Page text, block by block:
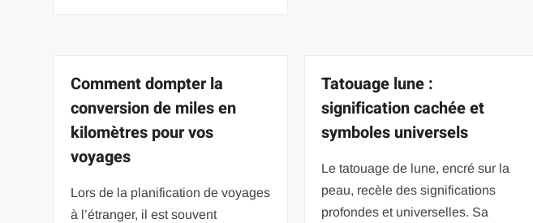
Comment dompter la
conversion de miles en
kilomètres pour vos
voyages
Lors de la planification de voyages
à l’étranger, il est souvent
Tatouage lune :
signification cachée et
symboles universels
Le tatouage de lune, encré sur la
peau, recèle des significations
profondes et universelles. Sa